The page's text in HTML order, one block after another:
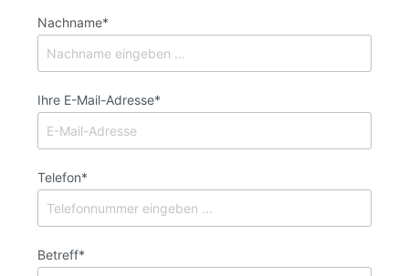
Nachname*
Ihre E-Mail-Adresse*
Telefon*
Betreff*